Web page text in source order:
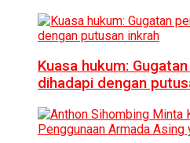
Kuasa hukum:
dihadapi dengan